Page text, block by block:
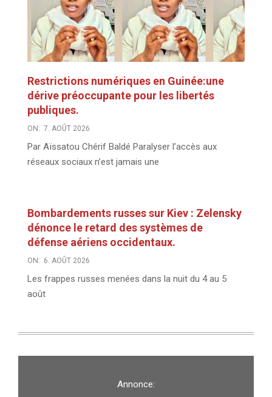
Restrictions numériques en Guinée:une
dérive préoccupante pour les libertés
publiques.
ON: 7. AOÛT 2026
Par Aïssatou Chérif Baldé Paralyser l’accès aux
réseaux sociaux n’est jamais une
Bombardements russes sur Kiev : Zelensky
dénonce le retard des systèmes de
défense aériens occidentaux.
ON: 6. AOÛT 2026
Les frappes russes menées dans la nuit du 4 au 5
août
Annonce: